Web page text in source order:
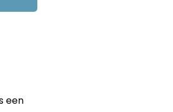
een